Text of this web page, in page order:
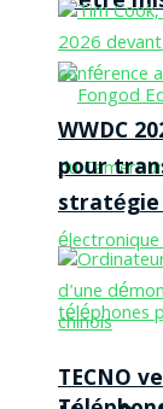
WWDC
pour
stratégie
TECNO